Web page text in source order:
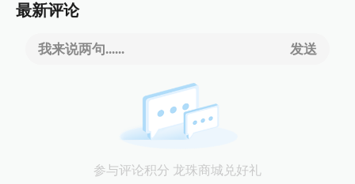
最新评论
我来说两句...... 发送
参与评论积分 龙珠商城兑好礼